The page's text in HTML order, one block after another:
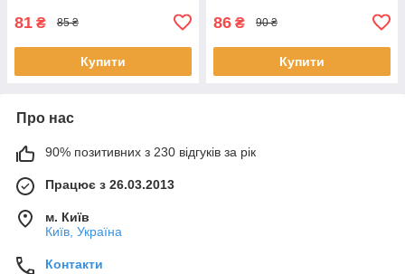
81 ₴ 85 ₴
Купити
86 ₴ 90 ₴
Купити
Про нас
90% позитивних з 230 відгуків за рік
Працює з 26.03.2013
м. Київ
Київ, Україна
Контакти